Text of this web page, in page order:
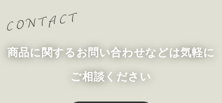
商品に関するお問い合わせなどは気軽に
ご相談ください